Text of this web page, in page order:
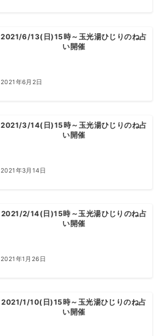
2021/6/13(日)15時～玉光湯ひじりのね占
い開催
2021年6月2日
2021/3/14(日)15時～玉光湯ひじりのね占
い開催
2021年3月14日
2021/2/14(日)15時～玉光湯ひじりのね占
い開催
2021年1月26日
2021/1/10(日)15時～玉光湯ひじりのね占
い開催